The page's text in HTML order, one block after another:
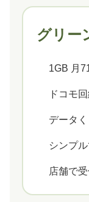
グリー
1GB 月
ドコモ
データ
シンプ
店舗で